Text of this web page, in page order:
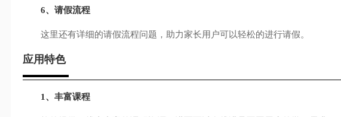
6、请假流程
这里还有详细的请假流程问题，助力家长用户可以轻松的进行请假。
应用特色
1、丰富课程